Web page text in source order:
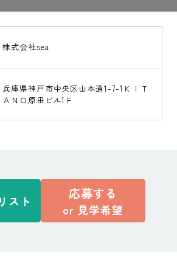
株式会社sea
兵庫県神戸市中央区山本通1-7-1ＫＩＴ
ＡＮＯ原田ビル1Ｆ
スト 応募する
or 見学希望